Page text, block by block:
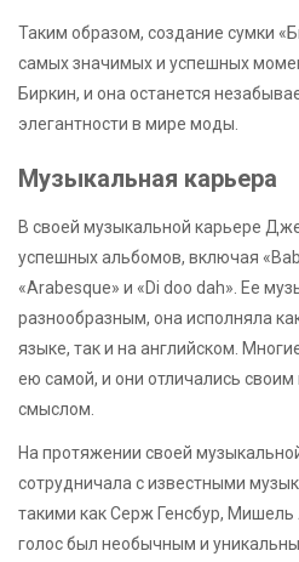
Таким образом, создание сумки
самых значимых и успешных
Биркин, и она останется
элегантности в мире моды.
Музыкальная карьера
В своей музыкальной карьере
успешных альбомов, включая
«Arabesque» и «Di doo dah». Ее
разнообразным, она исполняла
языке, так и на английском.
ею самой, и они отличались
смыслом.
На протяжении своей
сотрудничала с известными
такими как Серж Генсбур, Мишель
голос был необычным и